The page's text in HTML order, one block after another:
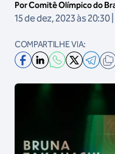
Por Comitê Olímpico do
15 de dez, 2023 às 20:30
COMPARTILHE VIA: